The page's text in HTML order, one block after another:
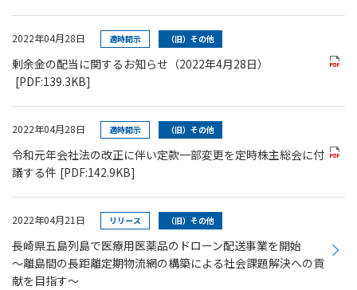
2022年04月28日 適時開示 （旧）その他
剰余金の配当に関するお知らせ（2022年4月28日）
[PDF:139.3KB]
2022年04月28日 適時開示 （旧）その他
令和元年会社法の改正に伴い定款一部変更を定時株主総会に付
議する件 [PDF:142.9KB]
2022年04月21日 リリース （旧）その他
長崎県五島列島で医療用医薬品のドローン配送事業を開始
～離島間の長距離定期物流網の構築による社会課題解決への貢
献を目指す～